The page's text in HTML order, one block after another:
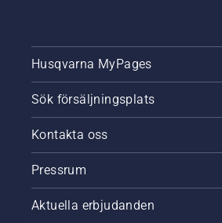
Husqvarna MyPages
Sök försäljningsplats
Kontakta oss
Pressrum
Aktuella erbjudanden